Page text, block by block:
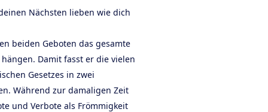
Nächsten lieben wie dich
beiden Geboten das gesamte
Damit fasst er die vielen
Gesetzes in zwei
Während zur damaligen Zeit
und Verbote als Frömmigkeit